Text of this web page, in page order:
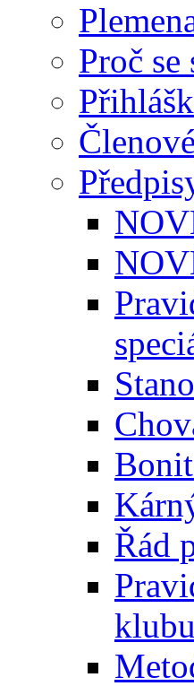
Proč se
Členové
Řád
klubu